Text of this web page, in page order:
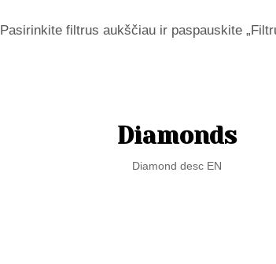
Pasirinkite filtrus aukščiau ir paspauskite
Diamonds
Diamond desc EN